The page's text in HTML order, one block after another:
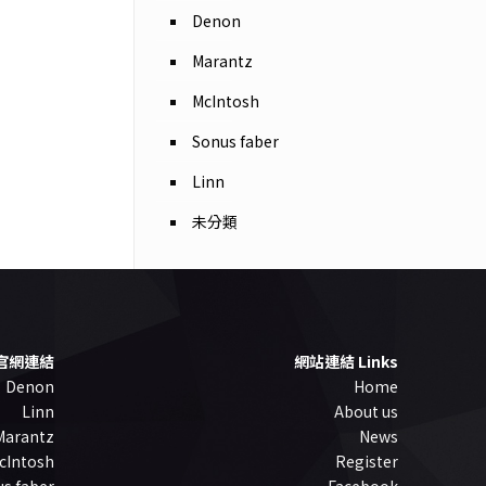
Denon
Marantz
McIntosh
Sonus faber
Linn
未分類
網連結
Denon
Linn
網站連結 Links
Home
About us
News
Register